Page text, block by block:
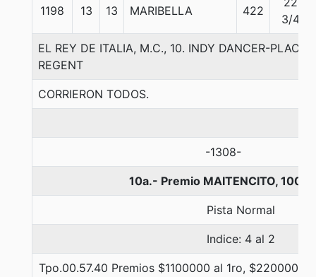
1198 13 13 MARIBELLA 422
3/4
EL REY DE ITALIA, M.C., 10. INDY DANCER-PLACE
REGENT
CORRIERON TODOS.
-1308-
10a.- Premio MAITENCITO, 1000
Pista Normal
Indice: 4 al 2
Tpo.00.57.40 Premios $1100000 al 1ro, $220000